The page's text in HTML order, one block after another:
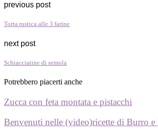
previous post
Torta rustica alle 3 farine
next post
Schiacciatine di semola
Potrebbero piacerti anche
Zucca con feta montata e pistacchi
Benvenuti nelle (video)ricette di Burro e